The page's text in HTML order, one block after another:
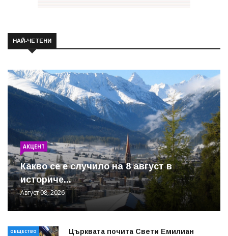
НАЙ-ЧЕТЕНИ
АКЦЕНТ
Какво се е случило на 8 август в
историче...
Август 08, 2026
ОБЩЕСТВО
Църквата почита Свeти Емилиан